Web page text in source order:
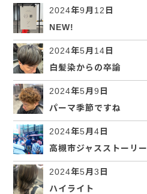
2024年9月12日
NEW!
2024年5月14日
白髪染からの卒論
2024年5月9日
パーマ季節ですね
2024年5月4日
高槻市ジャスストーリー
2024年5月3日
ハイライト